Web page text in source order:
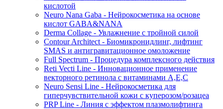
кислотой
Neuro Nana Gaba - Нейрокосметика на основе
кислот GABA&NANA
Derma Collage - Увлажнение с тройной силой
Contour Architect - Биомикронидлинг, лифтинг
SMAS и антигравитационное омоложение
Full Spectrum - Процедура комплексного действия
Reti Vecti Line - Инновационное применение
векторного ретинола с витаминами A,Е,С
Neuro Sensi Line - Нейрокосметика для
гиперчувствительной кожи с куперозом/розацеа
PRP Line - Линия с эффектом плазмолифтинга